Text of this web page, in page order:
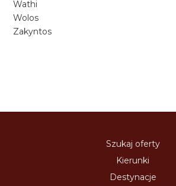
Wathi
Wolos
Zakyntos
Szukaj oferty
Kierunki
Destynacje